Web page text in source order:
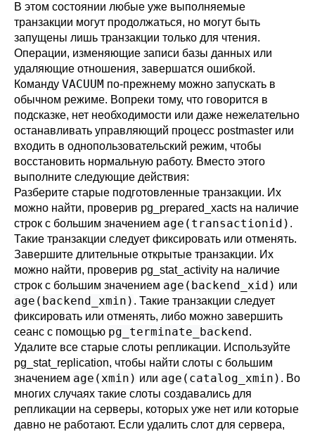
В этом состоянии любые уже выполняемые
транзакции могут продолжаться, но могут быть
запущены лишь транзакции только для чтения.
Операции, изменяющие записи базы данных или
удаляющие отношения, завершатся ошибкой.
Команду VACUUM по-прежнему можно запускать в
обычном режиме. Вопреки тому, что говорится в
подсказке, нет необходимости или даже нежелательно
останавливать управляющий процесс postmaster или
входить в однопользовательский режим, чтобы
восстановить нормальную работу. Вместо этого
выполните следующие действия:
Разберите старые подготовленные транзакции. Их
можно найти, проверив pg_prepared_xacts на наличие
строк с большим значением age(transactionid) .
Такие транзакции следует фиксировать или отменять.
Завершите длительные открытые транзакции. Их
можно найти, проверив pg_stat_activity на наличие
строк с большим значением age(backend_xid) или
age(backend_xmin) . Такие транзакции следует
фиксировать или отменять, либо можно завершить
сеанс с помощью pg_terminate_backend.
Удалите все старые слоты репликации. Используйте
pg_stat_replication, чтобы найти слоты с большим
значением age(xmin) или age(catalog_xmin) . Во
многих случаях такие слоты создавались для
репликации на серверы, которых уже нет или которые
давно не работают. Если удалить слот для сервера,